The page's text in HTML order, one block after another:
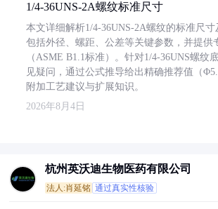
1/4-36UNS-2A螺纹标准尺寸
本文详细解析1/4-36UNS-2A螺纹的标准尺寸
包括外径、螺距、公差等关键参数，并提供
（ASME B1.1标准）。针对1/4-36UNS螺纹
见疑问，通过公式推导给出精确推荐值（
附加工艺建议与扩展知识。
2026年8月4日
杭州英沃迪生物医药有限公司
法人:肖延铭 通过真实性核验